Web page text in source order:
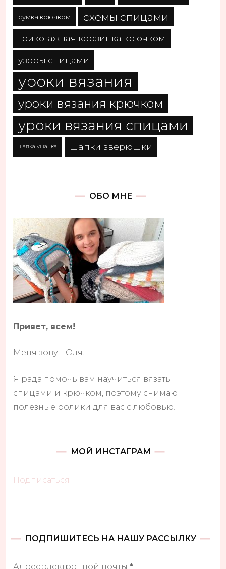
сумка крючком схемы спицами
трикотажная корзинка крючком
узоры спицами
уроки вязания
уроки вязания крючком
уроки вязания спицами
шапка ушанка шапки зверюшки
ОБО МНЕ
Привет, всем!
Меня зовут Юля.
Я рада помочь вам научиться вязать
спицами и крючком, поэтому снимаю
полезные ролики для вас с любовью!
МОЙ ИНСТАГРАМ
Подписаться
ПОДПИШИТЕСЬ НА НАШУ РАССЫЛКУ
Адрес электронной почты*